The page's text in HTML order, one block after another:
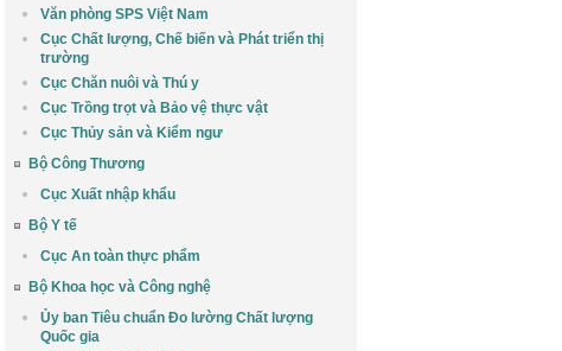
Văn phòng SPS Việt Nam
Cục Chất lượng, Chế biến và Phát triển thị
trường
Cục Chăn nuôi và Thú y
Cục Trồng trọt và Bảo vệ thực vật
Cục Thủy sản và Kiểm ngư
Bộ Công Thương
Cục Xuất nhập khẩu
Bộ Y tế
Cục An toàn thực phẩm
Bộ Khoa học và Công nghệ
Ủy ban Tiêu chuẩn Đo lường Chất lượng
Quốc gia